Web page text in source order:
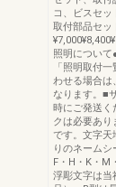
コ、ビスセ
取付部品セッ
照明につい
「照明取付
わせる場合は
なります。■
時にご発送
クは必要あ
です。文字
りのネーム
F・H・K・M
浮彫文字は当